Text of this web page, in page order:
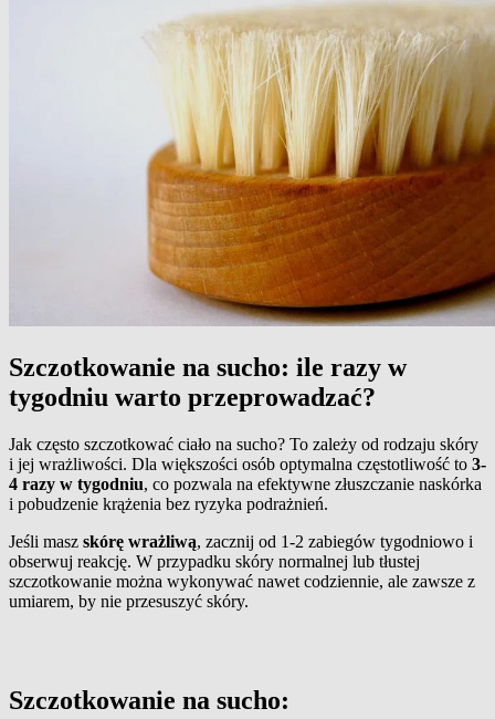
Szczotkowanie na sucho: ile razy w
tygodniu warto przeprowadzać?
Jak często szczotkować ciało na sucho? To zależy od rodzaju skóry
i jej wrażliwości. Dla większości osób optymalna częstotliwość to 3-
4 razy w tygodniu, co pozwala na efektywne złuszczanie naskórka
i pobudzenie krążenia bez ryzyka podrażnień.
Jeśli masz skórę wrażliwą, zacznij od 1-2 zabiegów tygodniowo i
obserwuj reakcję. W przypadku skóry normalnej lub tłustej
szczotkowanie można wykonywać nawet codziennie, ale zawsze z
umiarem, by nie przesuszyć skóry.
Szczotkowanie na sucho: